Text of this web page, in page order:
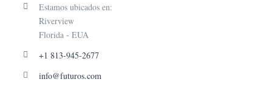
Estamos ubicados en:
Riverview
Florida - EUA
+1 813-945-2677
info@futuros.com